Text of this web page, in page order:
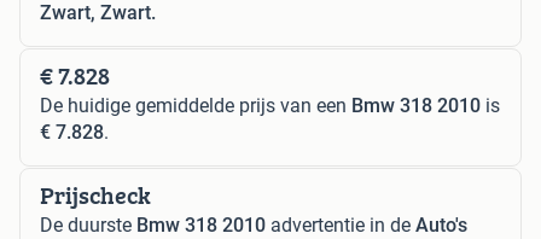
Zwart, Zwart.
€ 7.828
De huidige gemiddelde prijs van een Bmw 318 2010 is
€ 7.828.
Prijscheck
De duurste Bmw 318 2010 advertentie in de Auto's